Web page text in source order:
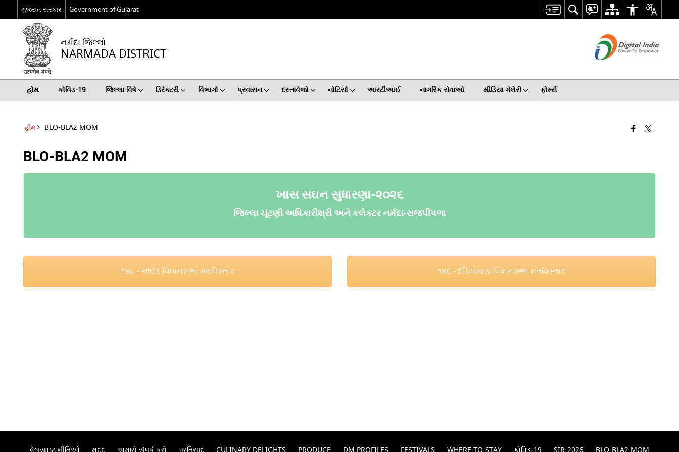
ગુજરાત સરકાર Government of Gujarat
નર્મદા જિલ્લો
NARMADA DISTRICT
હોમ કોવિડ-19 જિલ્લા વિષે ડિરેક્ટરી વિભાગો પ્રવાસન દસ્તાવેજો નોટિસો આરટીઆઈ નાગરિક સેવાઓ મીડિયા ગેલેરી ફોર્મ્સ
હોમ BLO-BLA2 MOM
BLO-BLA2 MOM
ખાસ સઘન સુધારણા-૨૦૨૬
જિલ્લા ચૂંટણી અધિકારીશ્રી અને કલેક્ટર નર્મદા-રાજપીપળા
૧૪૮ - નાંદોદ વિધાનસભા મતવિસ્તાર ૧૪૯ - દેડિયાપાડા વિધાનસભા મતવિસ્તાર